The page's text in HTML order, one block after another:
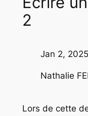
2
Jan 2, 2025
Nathalie
Lors de cette